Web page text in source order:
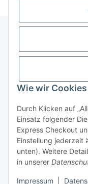
Wie wir
Durch Klicken auf
Einsatz folgender
Express Checkout
Einstellung jederzeit
unten). Weitere
in unserer
Impressum
Informationen
Gesetzliche
* Alle Preise zzgl.